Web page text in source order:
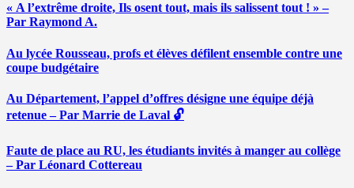
« A l’extrême droite, Ils osent tout, mais ils salissent tout ! » –
Par Raymond A.
Au lycée Rousseau, profs et élèves défilent ensemble contre une
coupe budgétaire
Au Département, l’appel d’offres désigne une équipe déjà
retenue – Par Marrie de Laval 🔓
Faute de place au RU, les étudiants invités à manger au collège
– Par Léonard Cottereau